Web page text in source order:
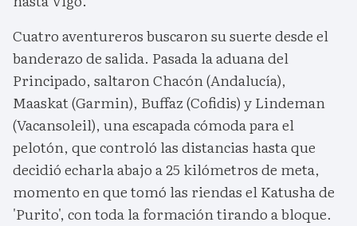
Cuatro aventureros buscaron su suerte desde el
banderazo de salida. Pasada la aduana del
Principado, saltaron Chacón (Andalucía),
Maaskat (Garmin), Buffaz (Cofidis) y Lindeman
(Vacansoleil), una escapada cómoda para el
pelotón, que controló las distancias hasta que
decidió echarla abajo a 25 kilómetros de meta,
momento en que tomó las riendas el Katusha de
'Purito', con toda la formación tirando a bloque.